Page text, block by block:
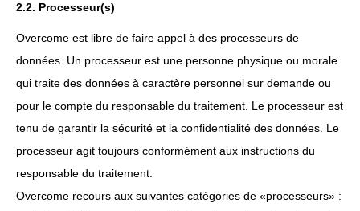
2.2. Processeur(s)
Overcome est libre de faire appel à des processeurs de
données. Un processeur est une personne physique ou morale
qui traite des données à caractère personnel sur demande ou
pour le compte du responsable du traitement. Le processeur est
tenu de garantir la sécurité et la confidentialité des données. Le
processeur agit toujours conformément aux instructions du
responsable du traitement.
Overcome recours aux suivantes catégories de «processeurs» :